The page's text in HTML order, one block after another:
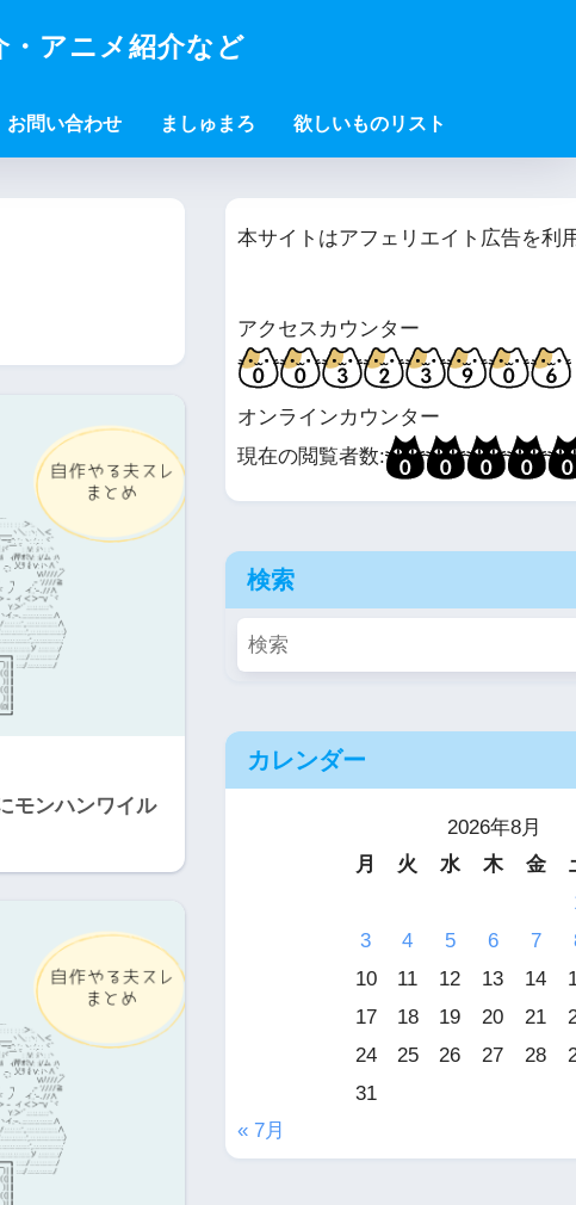
アニメ紹介など
お問い合わせ ましゅまろ 欲しいものリスト
モンハンワイル
本サイトはアフェリエイト広告を利
アクセスカウンター
オンラインカウンター
現在の閲覧者数:
検索
カレンダー
2026年8月
月
火 水 木 金
3
4 5 6 7
10
11 12 13 14
17
18 19 20 21
24
25 26 27 28
31
« 7月